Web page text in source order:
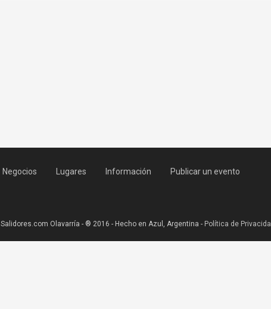
Negocios Lugares Información Publicar un evento
Salidores.com Olavarría - ® 2016 - Hecho en Azul, Argentina - Política de